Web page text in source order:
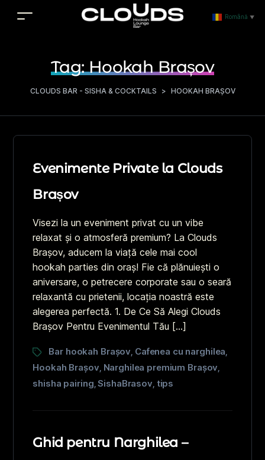
Tag:Hookah Brașov
CLOUDS BAR - SISHA & COCKTAILS > HOOKAH BRAȘOV
Evenimente Private la Clouds
Brașov
Visezi la un eveniment privat cu un vibe
relaxat și o atmosferă premium? La Clouds
Brașov, aducem la viață cele mai cool
hookah parties din oraș! Fie că plănuiești o
aniversare, o petrecere corporate sau o seară
relaxantă cu prietenii, locația noastră este
alegerea perfectă. 1. De Ce Să Alegi Clouds
Brașov Pentru Evenimentul Tău […]
Bar hookah Brașov Cafenea cu narghilea
Hookah Brașov Narghilea premium Brașov
shisha pairing ,SishaBrasov tips
Ghid pentru Narghilea –
Română ▼